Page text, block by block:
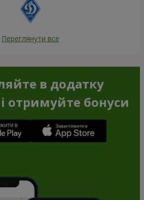
Переглянути все
в додатку
отримуйте бонуси